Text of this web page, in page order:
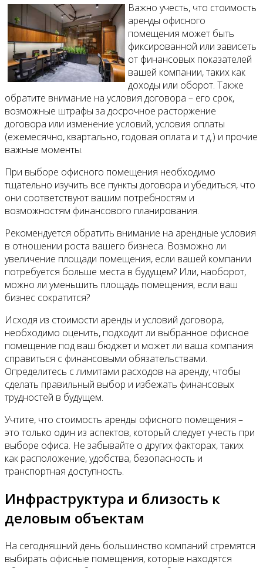
Важно учесть, что стоимость
аренды офисного
помещения может быть
фиксированной или зависеть
от финансовых показателей
вашей компании, таких как
доходы или оборот. Также
обратите внимание на условия договора – его срок,
возможные штрафы за досрочное расторжение
договора или изменение условий, условия оплаты
(ежемесячно, квартально, годовая оплата и т.д.) и прочие
важные моменты.
При выборе офисного помещения необходимо
тщательно изучить все пункты договора и убедиться, что
они соответствуют вашим потребностям и
возможностям финансового планирования.
Рекомендуется обратить внимание на арендные условия
в отношении роста вашего бизнеса. Возможно ли
увеличение площади помещения, если вашей компании
потребуется больше места в будущем? Или, наоборот,
можно ли уменьшить площадь помещения, если ваш
бизнес сократится?
Исходя из стоимости аренды и условий договора,
необходимо оценить, подходит ли выбранное офисное
помещение под ваш бюджет и может ли ваша компания
справиться с финансовыми обязательствами.
Определитесь с лимитами расходов на аренду, чтобы
сделать правильный выбор и избежать финансовых
трудностей в будущем.
Учтите, что стоимость аренды офисного помещения –
это только один из аспектов, который следует учесть при
выборе офиса. Не забывайте о других факторах, таких
как расположение, удобства, безопасность и
транспортная доступность.
Инфраструктура и близость к
деловым объектам
На сегодняшний день большинство компаний стремятся
выбирать офисные помещения, которые находятся